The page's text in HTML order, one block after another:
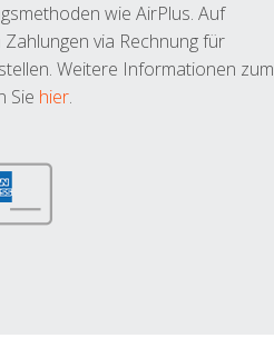
wie AirPlus. Auf
via Rechnung für
Weitere Informationen zum
Sie hier.